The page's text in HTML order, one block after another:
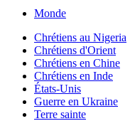
Monde
Chrétiens au Nigeria
Chrétiens d'Orient
Chrétiens en Chine
Chrétiens en Inde
États-Unis
Guerre en Ukraine
Terre sainte